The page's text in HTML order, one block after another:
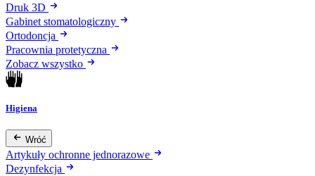
Druk 3D
Gabinet stomatologiczny
Ortodoncja
Pracownia protetyczna
Zobacz wszystko
Higiena
Wróć
Artykuły ochronne jednorazowe
Dezynfekcja